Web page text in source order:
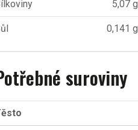
5,07 g
0,141 g
suroviny